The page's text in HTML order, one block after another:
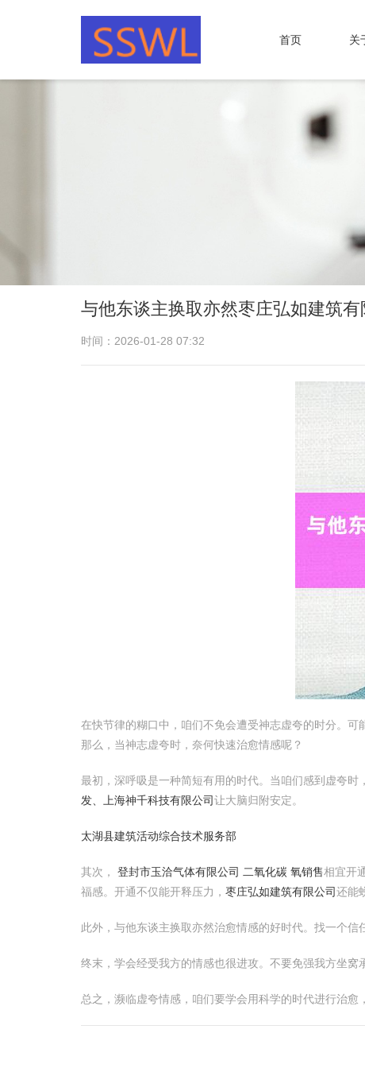
首页 关
与他东谈主换取亦然枣庄弘如建筑
时间：2026-01-28 07:32
在快节律的糊口中，咱们不免会遭受神志虚夸的时分。
那么，当神志虚夸时，奈何快速治愈情感呢？
最初，深呼吸是一种简短有用的时代。当咱们感到虚夸
发、上海神千科技有限公司让大脑归附安定。
太湖县建筑活动综合技术服务部
其次， 登封市玉洽气体有限公司 二氧化碳 氧销售相宜开
福感。开通不仅能开释压力， 枣庄弘如建筑有限公司还能
此外，与他东谈主换取亦然治愈情感的好时代。找一个
终末，学会经受我方的情感也很进攻。不要免强我方坐
总之，濒临虚夸情感，咱们要学会用科学的时代进行治